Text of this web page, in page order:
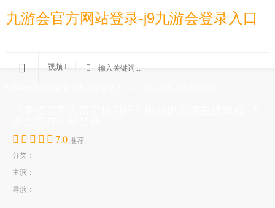
九游会官方网站登录-j9九游会登录入口
视频
7.0 推荐
分类：
主演：
导演：